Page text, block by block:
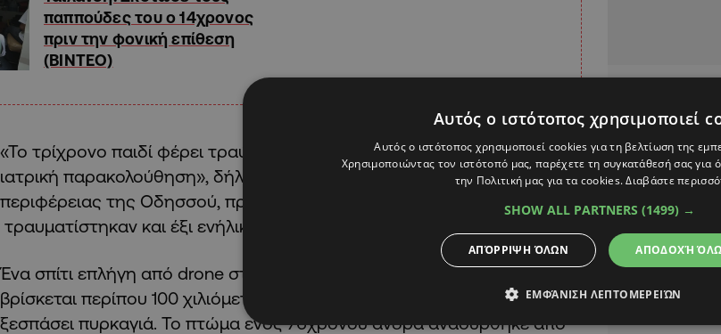
παππούδες του ο 14χρονος
πριν την φονική επίθεση
(ΒΙΝΤΕΟ)
«Το τρίχρονο παιδί φέρει τραύματα στη γάμπα και βρίσκεται υπό
ιατρική παρακολούθηση», δήλωσε ο Όλεχ Κιπέρ, κυβερνήτης της
περιφέρειας της Οδησσού, προσθέτοντας ότι από την επίθεση
τραυματίστηκαν και έξι ενήλικες.
Ένα σπίτι επλήγη από drone στο χωριό Βελίκιι Μπουρλκούκ, το οποίο
βρίσκεται περίπου 100 χιλιόμετρα από το Χάρκοβο, με αποτέλεσμα να
ξεσπάσει πυρκαγιά. Το πτώμα ενός 76χρονου άνδρα ανασύρθηκε από
Αυτός ο ιστότοπος χρησιμοποιεί
Αυτός ο ιστότοπος χρησιμοποιεί cookies για τη βελτίωση της
Χρησιμοποιώντας τον ιστότοπό μας, παρέχετε τη συγκατάθεσή σας
την Πολιτική μας για τα cookies.Διαβάστε
SHOW ALL PARTNERS (1499) →
ΑΠΟΔΟΧΉ
ΑΠΌΡΡΙΨΗ ΌΛΩΝ
ΕΜΦΆΝΙΣΗ ΛΕΠΤΟΜΕΡΕΙΏΝ